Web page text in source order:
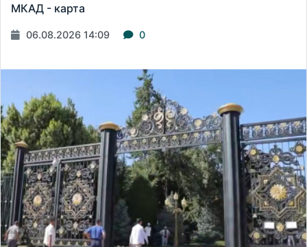
МКАД - карта
06.08.2026 14:09 0